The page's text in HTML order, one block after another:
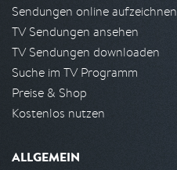
Sendungen online aufzeichnen
TV Sendungen ansehen
TV Sendungen downloaden
Suche im TV Programm
Preise & Shop
Kostenlos nutzen
ALLGEMEIN